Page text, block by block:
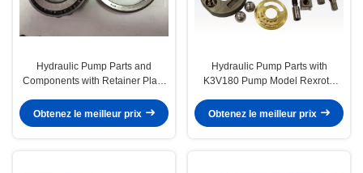
Hydraulic Pump Parts and
Components with Retainer Plate
GM28/GM35/GM38 Travel Motors
and Danfoss EATON 3321/3331
Obtenez le meilleur prix
Hydraulic Pump Parts with
K3V180 Pump Model Rexroth
Series
Obtenez le meilleur prix